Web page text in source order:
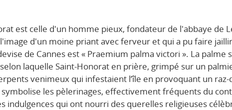
est celle d'un homme pieux, fondateur de l'abbaye de
d'un moine priant avec ferveur et qui a pu faire jaillir
de Cannes est « Praemium palma victori ». La palme
laquelle Saint-Honorat en prière, grimpé sur un
venimeux qui infestaient l’île en provoquant un
les pèlerinages, effectivement fréquents du
indulgences qui ont nourri des querelles religieuses